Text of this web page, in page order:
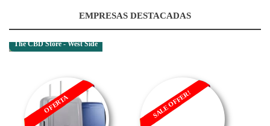
EMPRESAS DESTACADAS
The CBD Store - West Side
OFERTA SALE OFFER!